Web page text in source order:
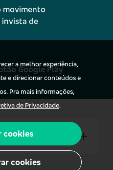
movimento
invista de
a melhor experiência,
e direcionar conteúdos e
Pra mais informações,
de Privacidade.
cookies
cookies